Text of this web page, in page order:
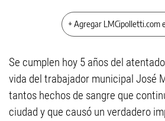
+ Agregar LMCipolletti.com
Se cumplen hoy 5 años del
vida del trabajador municipal José
tantos hechos de sangre que
ciudad y que causó un verdadero